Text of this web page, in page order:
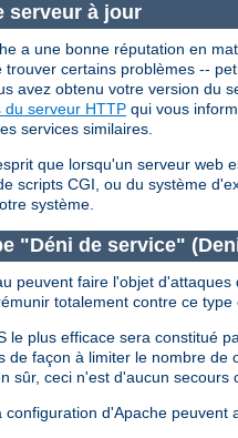
serveur à jour
a une bonne réputation en
trouver certains problèmes --
avez obtenu votre version du
du serveur HTTP qui vous
services similaires.
que lorsqu'un serveur web
scripts CGI, ou du système
système.
"Déni de service"
peuvent faire l'objet
totalement contre ce
le plus efficace sera constitué
de façon à limiter le nombre
sûr, ceci n'est d'aucun
d'Apache peuvent